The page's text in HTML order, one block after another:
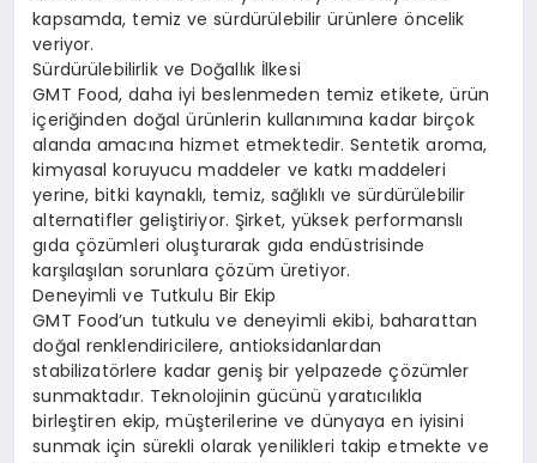
kapsamda, temiz ve sürdürülebilir ürünlere öncelik
veriyor.
Sürdürülebilirlik ve Doğallık İlkesi
GMT Food, daha iyi beslenmeden temiz etikete, ürün
içeriğinden doğal ürünlerin kullanımına kadar birçok
alanda amacına hizmet etmektedir. Sentetik aroma,
kimyasal koruyucu maddeler ve katkı maddeleri
yerine, bitki kaynaklı, temiz, sağlıklı ve sürdürülebilir
alternatifler geliştiriyor. Şirket, yüksek performanslı
gıda çözümleri oluşturarak gıda endüstrisinde
karşılaşılan sorunlara çözüm üretiyor.
Deneyimli ve Tutkulu Bir Ekip
GMT Food’un tutkulu ve deneyimli ekibi, baharattan
doğal renklendiricilere, antioksidanlardan
stabilizatörlere kadar geniş bir yelpazede çözümler
sunmaktadır. Teknolojinin gücünü yaratıcılıkla
birleştiren ekip, müşterilerine ve dünyaya en iyisini
sunmak için sürekli olarak yenilikleri takip etmekte ve